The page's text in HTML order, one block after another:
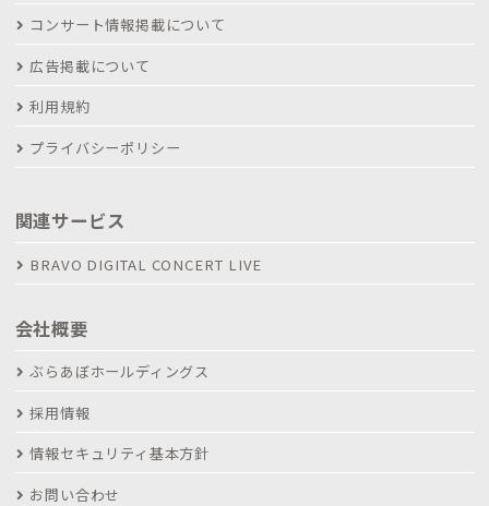
コンサート情報掲載について
広告掲載について
利用規約
プライバシーポリシー
関連サービス
BRAVO DIGITAL CONCERT LIVE
会社概要
ぶらあぼホールディングス
採用情報
情報セキュリティ基本方針
お問い合わせ